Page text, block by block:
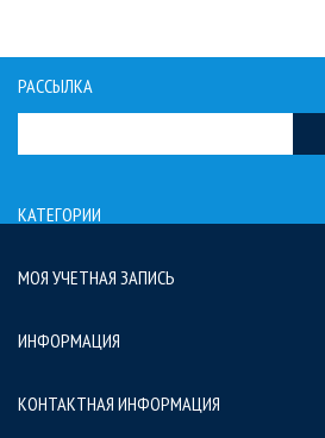
РАССЫЛКА
КАТЕГОРИИ
МОЯ УЧЕТНАЯ ЗАПИСЬ
ИНФОРМАЦИЯ
КОНТАКТНАЯ ИНФОРМАЦИЯ